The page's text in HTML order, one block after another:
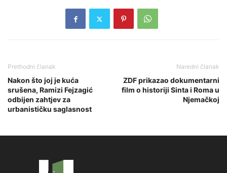
Prethodni članak
Nakon što joj je kuća
srušena, Ramizi Fejzagić
odbijen zahtjev za
urbanističku saglasnost
Naredni članak
ZDF prikazao dokumentarni
film o historiji Sinta i Roma u
Njemačkoj